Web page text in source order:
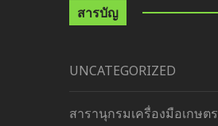
สารบัญ
UNCATEGORIZED
สารานุกรมเครื่องมือเกษตร